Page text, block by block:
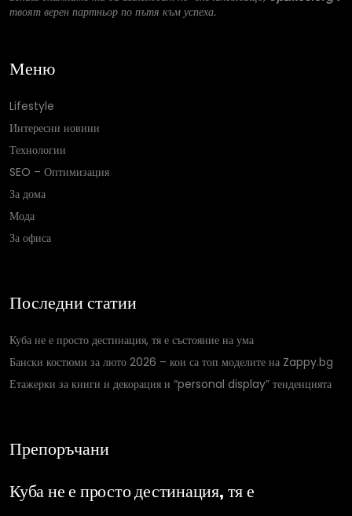
твоят верен партньор по пътя към успеха.
Меню
Lifestyle
Интересни новини
Технологии
SEO – Оптимизация
За дома
Мода
За офиса
Последни статии
Куба не е просто дестинация, тя е състояние на ума
Бански костюми за люто 2026 – кои са топ моделите на Zappy.bg
Етажерки за книги и декорация и “personal display” тенденцията
Препоръчани
Куба не е просто дестинация, тя е